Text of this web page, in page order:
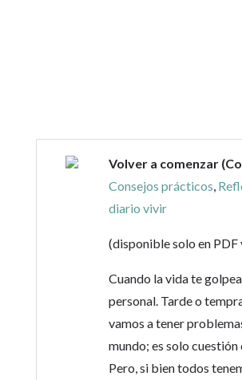
Volver a comenzar
Consejos prácticos,
diario vivir
(disponible solo en
Cuando la vida te
personal. Tarde o
vamos a tener
mundo; es solo cuestión
Pero, si bien todos